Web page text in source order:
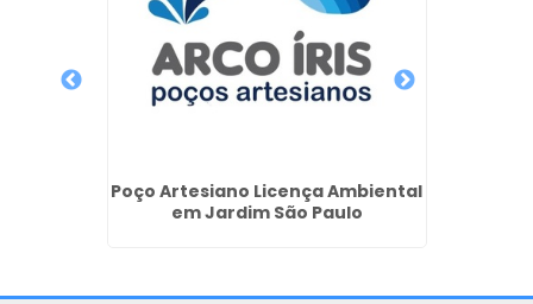
Poço Artesiano Licença Ambiental
em Jardim São Paulo